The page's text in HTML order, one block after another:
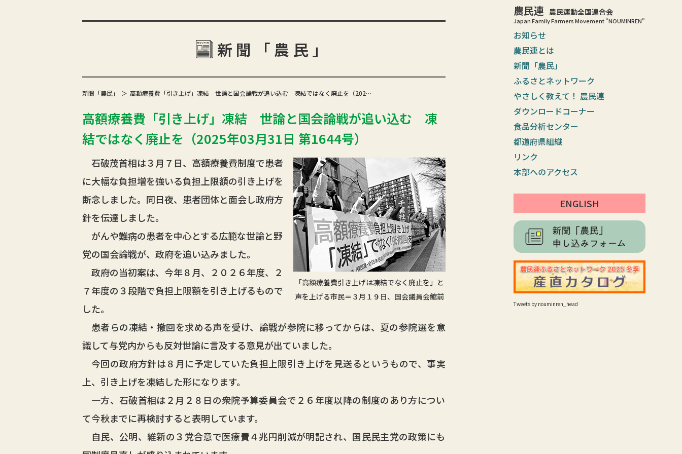
農民連 農民運動全国連合会
Japan Family Farmers Movement "NOUMINREN"
お知らせ
農民連とは
新聞「農民」
ふるさとネットワーク
やさしく教えて！ 農民連
ダウンロードコーナー
食品分析センター
都道府県組織
リンク
本部へのアクセス
ENGLISH
Tweets by nouminren_head
新聞「農民」
新聞「農民」 高額療養費「引き上げ」凍結 世論と国会論戦が追い込む 凍結ではなく廃止を（202…
高額療養費「引き上げ」凍結 世論と国会論戦が追い込む 凍
結ではなく廃止を（2025年03月31日 第1644号）
「高額療養費引き上げは凍結でなく廃止を」と
声を上げる市民＝３月１９日、国会議員会館前
石破茂首相は３月７日、高額療養費制度で患者
に大幅な負担増を強いる負担上限額の引き上げを
断念しました。同日夜、患者団体と面会し政府方
針を伝達しました。
がんや難病の患者を中心とする広範な世論と野
党の国会論戦が、政府を追い込みました。
政府の当初案は、今年８月、２０２６年度、２
７年度の３段階で負担上限額を引き上げるもので
した。
患者らの凍結・撤回を求める声を受け、論戦が参院に移ってからは、夏の参院選を意
識して与党内からも反対世論に言及する意見が出ていました。
今回の政府方針は８月に予定していた負担上限引き上げを見送るというもので、事実
上、引き上げを凍結した形になります。
一方、石破首相は２月２８日の衆院予算委員会で２６年度以降の制度のあり方につい
て今秋までに再検討すると表明しています。
自民、公明、維新の３党合意で医療費４兆円削減が明記され、国民民主党の政策にも